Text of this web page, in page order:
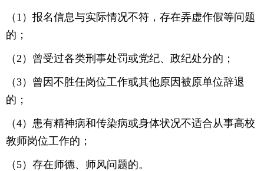
（1）报名信息与实际情况不符，存在弄虚作假等问题
的；
（2）曾受过各类刑事处罚或党纪、政纪处分的；
（3）曾因不胜任岗位工作或其他原因被原单位辞退
的；
（4）患有精神病和传染病或身体状况不适合从事高校
教师岗位工作的；
（5）存在师德、师风问题的。